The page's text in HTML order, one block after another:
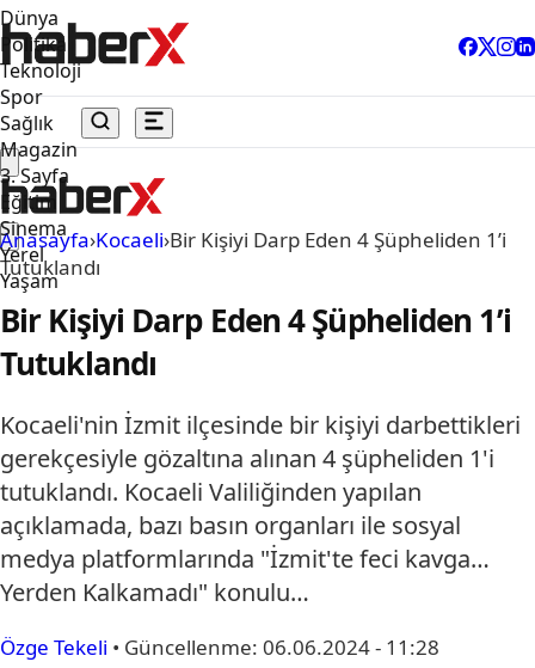
Dünya
Politika
Teknoloji
Spor
Sağlık
Magazin
3. Sayfa
Eğitim
Sinema
Yerel
Yaşam
Anasayfa›Kocaeli›Bir Kişiyi Darp Eden 4 Şüpheliden 1’i
Tutuklandı
Bir Kişiyi Darp Eden 4 Şüpheliden 1’i
Tutuklandı
Kocaeli'nin İzmit ilçesinde bir kişiyi darbettikleri
gerekçesiyle gözaltına alınan 4 şüpheliden 1'i
tutuklandı. Kocaeli Valiliğinden yapılan
açıklamada, bazı basın organları ile sosyal
medya platformlarında "İzmit'te feci kavga…
Yerden Kalkamadı" konulu…
Özge Tekeli • Güncellenme: 06.06.2024 - 11:28